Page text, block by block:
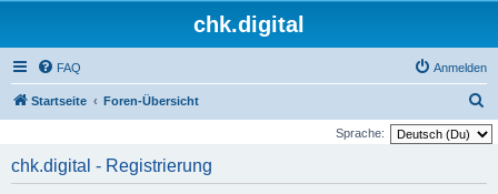
chk.digital
FAQ Anmelden
Startseite Foren-Übersicht
u
Sprache:
chk.digital - Registrierung